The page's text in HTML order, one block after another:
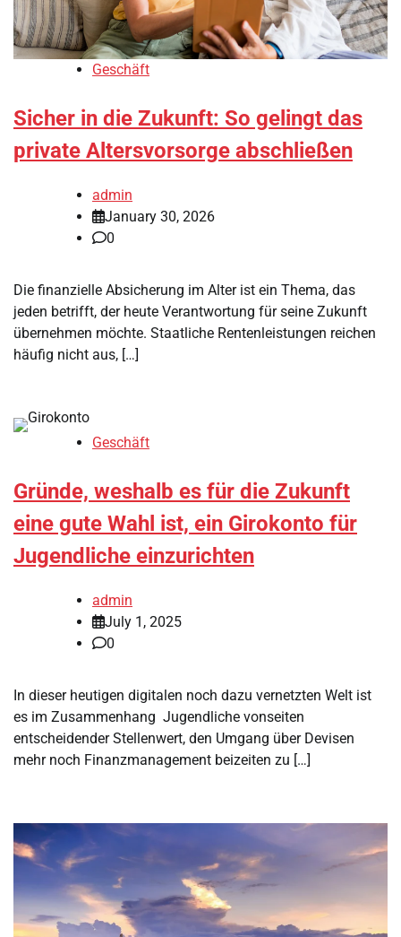
Geschäft
Sicher in die Zukunft: So gelingt das
private Altersvorsorge abschließen
admin
January 30, 2026
0
Die finanzielle Absicherung im Alter ist ein Thema, das
jeden betrifft, der heute Verantwortung für seine Zukunft
übernehmen möchte. Staatliche Rentenleistungen reichen
häufig nicht aus, […]
Geschäft
Gründe, weshalb es für die Zukunft
eine gute Wahl ist, ein Girokonto für
Jugendliche einzurichten
admin
July 1, 2025
0
In dieser heutigen digitalen noch dazu vernetzten Welt ist
es im Zusammenhang Jugendliche vonseiten
entscheidender Stellenwert, den Umgang über Devisen
mehr noch Finanzmanagement beizeiten zu […]